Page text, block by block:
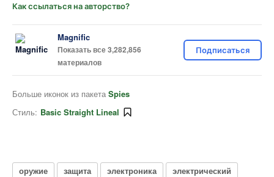
Как ссылаться на авторство?
Magnific
Показать все 3,282,856
материалов
Подписаться
Больше иконок из пакета Spies
Стиль: Basic Straight Lineal
оружие защита электроника
электрический